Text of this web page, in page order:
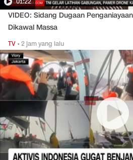
VIDEO: Sidang Dugaan
Dikawal Massa
TV •2 jam yang lalu